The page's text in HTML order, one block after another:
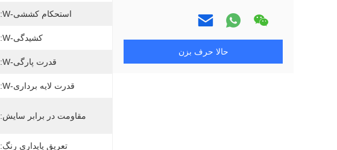
حالا حرف بزن
استحکام کششی-W:
کشیدگی-W:
قدرت پارگی-W:
قدرت لایه برداری-W:
مقاومت در برابر سایش:
تعریق پایداری رنگ: